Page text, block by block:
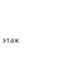
этаж